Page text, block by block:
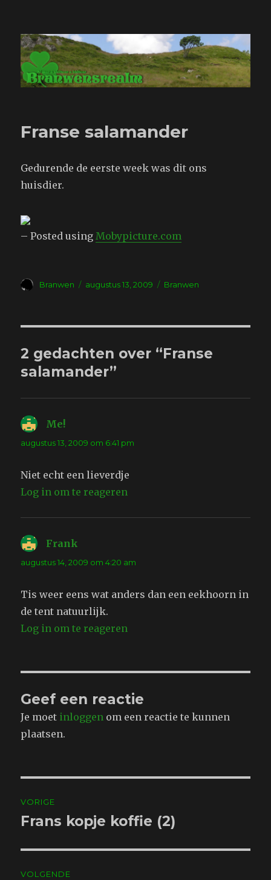
Branwensrealm.com
Franse salamander
Gedurende de eerste week was dit ons
huisdier.
– Posted usingMobypicture.com
Auteur
Branwen
Geplaatst
augustus 13, 2009 Tags
Branwen
2 gedachten over “Franse
salamander”
Me!
augustus 13, 2009 om 6:41 pm
Niet echt een lieverdje
Log in om te reageren
Frank
augustus 14, 2009 om 4:20 am
Tis weer eens wat anders dan een eekhoorn in
de tent natuurlijk.
Log in om te reageren
Geef een reactie
Je moet inloggen om een reactie te kunnen
plaatsen.
navigatie
VORIGE
Vorig
Frans kopje koffie (2)
VOLGENDE